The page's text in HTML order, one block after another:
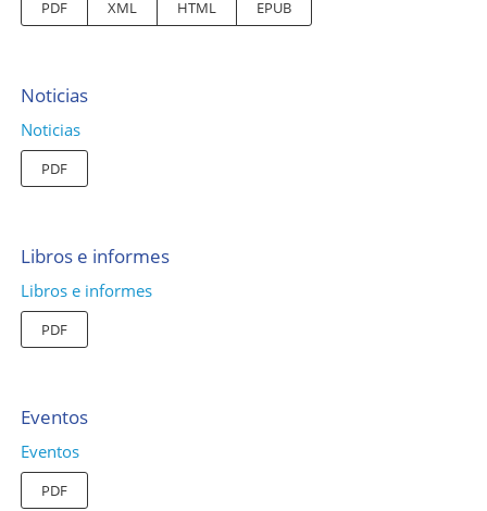
PDF XML HTML EPUB
Noticias
Noticias
PDF
Libros e informes
Libros e informes
PDF
Eventos
Eventos
PDF